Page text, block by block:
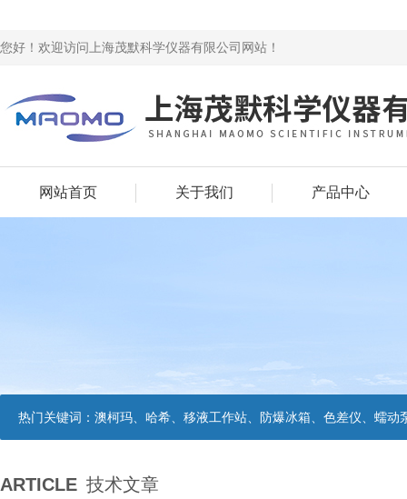
您好！欢迎访问上海茂默科学仪器有限公司网站！
网站首页 关于我们 产品中心
热门关键词： 澳柯玛、哈希、移液工作站、防爆冰箱、色差仪、蠕动
ARTICLE 技术文章